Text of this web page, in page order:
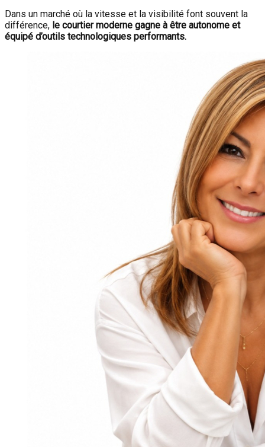
Dans un marché où la vitesse et la visibilité font souvent la
différence, le courtier moderne gagne à être autonome et
équipé d’outils technologiques performants.